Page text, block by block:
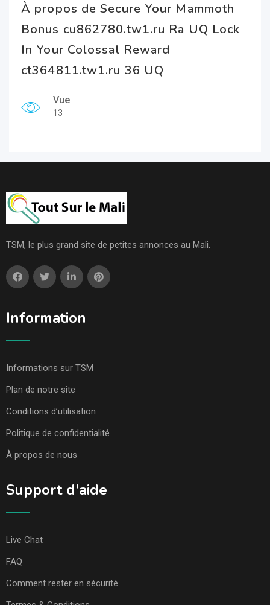
À propos de Secure Your Mammoth
Bonus cu862780.tw1.ru Ra UQ Lock
In Your Colossal Reward
ct364811.tw1.ru 36 UQ
Vue
13
TSM, le plus grand site de petites annonces au Mali.
Information
Informations sur TSM
Plan de notre site
Conditions d’utilisation
Politique de confidentialité
À propos de nous
Support d’aide
Live Chat
FAQ
Comment rester en sécurité